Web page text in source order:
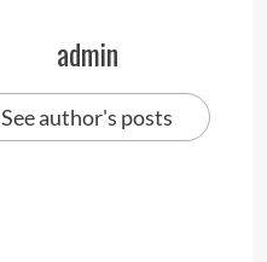
admin
See author's posts